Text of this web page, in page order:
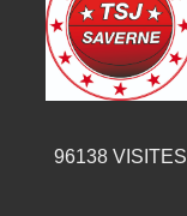
96138VISITES